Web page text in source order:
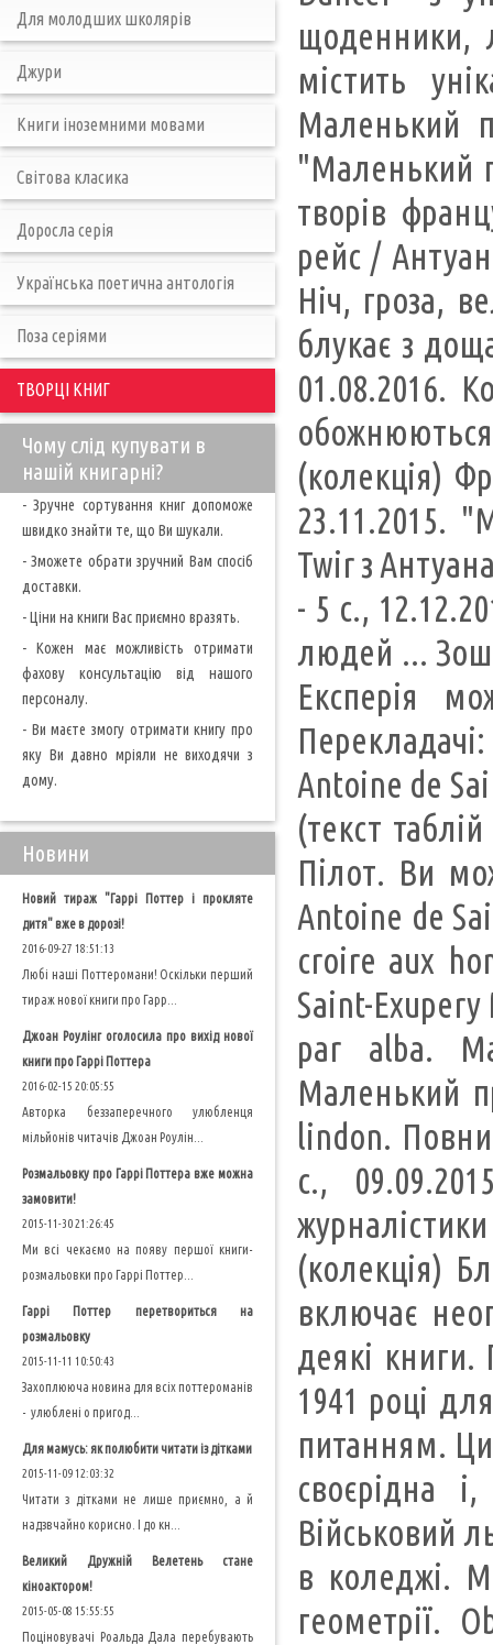
щоденники,
містить
Маленький
"Маленький
творів
рейс /
Ніч, гроза,
блукає з
01.08.2016.
(колекція)
23.11.2015.
Twir з
- 5 с.,
людей ...
Експерія
Antoine de
(текст
Пілот. Ви
Antoine de
croire aux
Saint-
par alba.
Маленький
lindon.
с.,
(колекція)
включає
деякі книги.
1941 році
питанням.
своєрідна
Військовий
в коледжі.
геометрії.
Для молодших школярів
Джури
Книги іноземними мовами
Світова класика
Доросла серія
Українська поетична антологія
Поза серіями
ТВОРЦІ КНИГ
Чому слід купувати в
нашій книгарні?
- Зручне сортування книг допоможе
швидко знайти те, що Ви шукали.
- Зможете обрати зручний Вам спосіб
доставки.
- Ціни на книги Вас приємно вразять.
- Кожен має можливість отримати
фахову консультацію від нашого
персоналу.
- Ви маєте змогу отримати книгу про
яку Ви давно мріяли не виходячи з
дому.
Новини
Новий тираж "Гаррі Поттер і прокляте
дитя" вже в дорозі!
2016-09-27 18:51:13
Любі наші Поттеромани! Оскільки перший
тираж нової книги про Гарр...
Джоан Роулінг оголосила про вихід нової
книги про Гаррі Поттера
2016-02-15 20:05:55
Авторка беззаперечного улюбленця
мільйонів читачів Джоан Роулін...
Розмальовку про Гаррі Поттера вже можна
замовити!
2015-11-30 21:26:45
Ми всі чекаємо на появу першої книги-
розмальовки про Гаррі Поттер...
Гаррі Поттер перетвориться на
розмальовку
2015-11-11 10:50:43
Захоплююча новина для всіх поттероманів
- улюблені о пригод...
Для мамусь: як полюбити читати із дітками
2015-11-09 12:03:32
Читати з дітками не лише приємно, а й
надзвчайно корисно. І до кн...
Великий Дружній Велетень стане
кіноактором!
2015-05-08 15:55:55
Поціновувачі Роальда Дала перебувають